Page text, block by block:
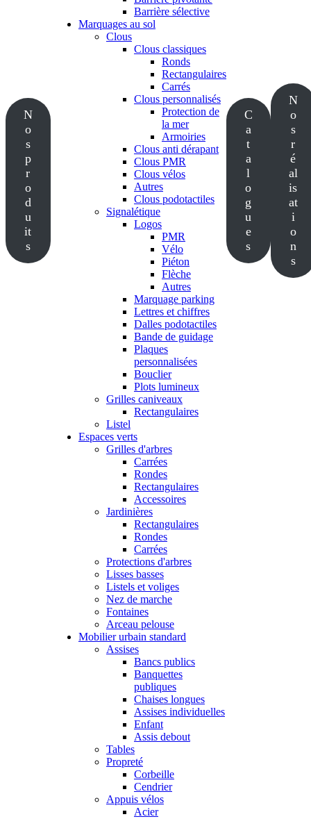
N
o
s
p
r
o
d
u
it
s
Barrière sélective
Marquages au sol
Clous
Clous classiques
Ronds
Rectangulaires
Carrés
Clous personnalisés
Protection de
la mer
Armoiries
Clous anti dérapant
Clous PMR
Clous vélos
Autres
Clous podotactiles
Signalétique
Logos
PMR
Vélo
Piéton
Flèche
Autres
Marquage parking
Lettres et chiffres
Dalles podotactiles
Bande de guidage
Plaques
personnalisées
Bouclier
Plots lumineux
Grilles caniveaux
Rectangulaires
Listel
Espaces verts
Grilles d'arbres
Carrées
Rondes
Rectangulaires
Accessoires
Jardinières
Rectangulaires
Rondes
Carrées
Protections d'arbres
Lisses basses
Listels et voliges
Nez de marche
Fontaines
Arceau pelouse
Mobilier urbain standard
Assises
Bancs publics
Banquettes
publiques
Chaises longues
Assises individuelles
Enfant
Assis debout
Tables
Propreté
Corbeille
Cendrier
Appuis vélos
Acier
C
a
t
a
l
o
g
u
e
s
N
o
s
r
é
al
is
at
i
o
n
s